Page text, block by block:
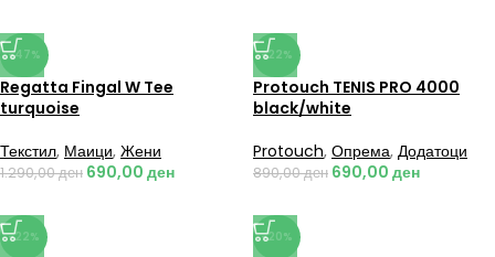
-47%
Regatta Fingal W Tee
turquoise
Текстил, Маици, Жени
1.290,00ден 690,00 ден
-22%
Protouch TENIS PRO 4000
black/white
Protouch, Опрема, Додатоци
890,00ден 690,00 ден
-22% -20%